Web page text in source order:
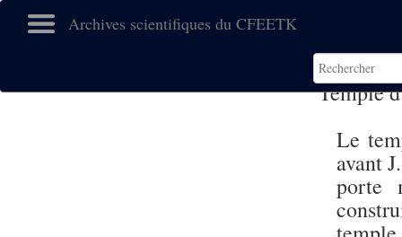
Archives scientifiques du CFEETK
Temple
Le
avant
porte